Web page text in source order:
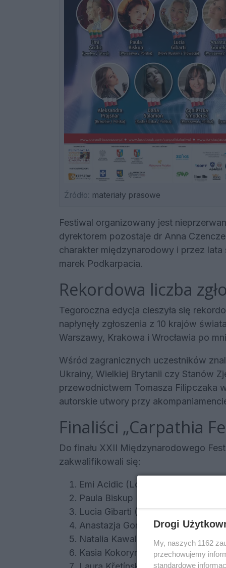
Źródło: materiały prasowe
Festiwal organizowany jest
dyrektorem pozostaje dr Anna
charakter międzynarodowy i przez lata
marek Podkarpacia.
Rekordowa liczba
Tegoroczna edycja cieszyła się
napłynęły zgłoszenia z 10 krajów
Warszawy, Krakowa i Wrocławia po
Wśród zagranicznych uczestników
Ukrainy, Wielkiej Brytanii czy Stanów
przewodnictwem Tomasza Filipczaka
autorskie utwory przy
Finaliści „Carpathia
Do finału XXII Międzynarodowego
zakwalifikowali się:
Emi Acidic (Londyn / Litwa) – „U
Paula Biskup (Warszawa / Polska)
Lucia Gibarti (Nový Ruskov /
Anastazja Goriełow (Warszawa /
Natalia Kawalec (Elk Grove Village
Kasia Kokoryn (Piaseczno /
Drogi
My, naszych 1162
przechowujemy
standardowe